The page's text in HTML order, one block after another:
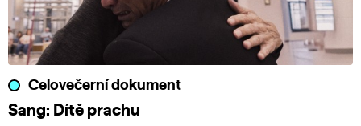
Celovečerní dokument
Sang: Dítě prachu